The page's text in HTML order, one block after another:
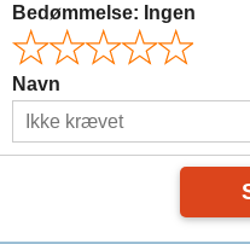
Bedømmelse: Ingen
Navn